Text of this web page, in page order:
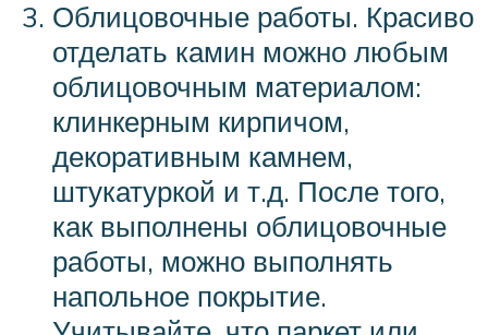
Облицовочные работы. Красиво
отделать камин можно любым
облицовочным материалом:
клинкерным кирпичом,
декоративным камнем,
штукатуркой и т.д. После того,
как выполнены облицовочные
работы, можно выполнять
напольное покрытие.